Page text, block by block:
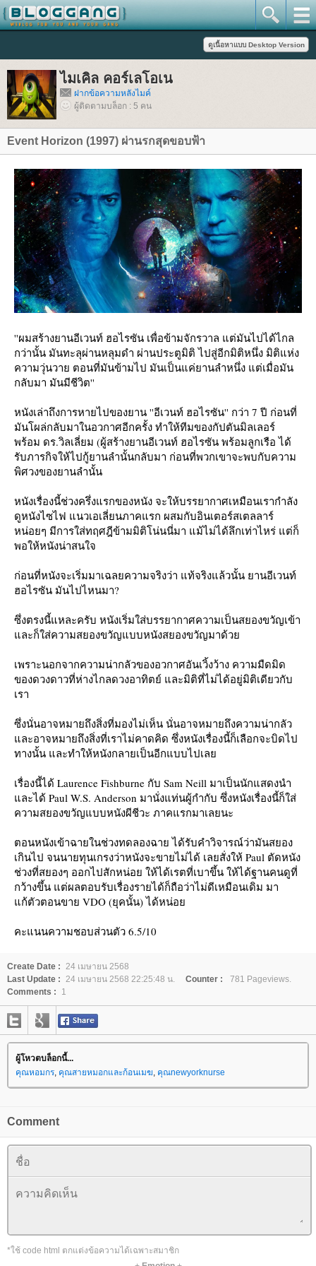
ไมเคิล คอร์เลโอเน
ฝากข้อความหลังไมค์
ผู้ติดตามบล็อก : 5 คน
Event Horizon (1997) ผ่านรกสุดขอบฟ้า
''ผมสร้างยานอีเวนท์ ฮอไรซัน เพื่อข้ามจักรวาล แต่มันไปได้ไกล
กว่านั้น มันทะลุผ่านหลุมดำ ผ่านประตูมิติ ไปสู่อีกมิติหนึ่ง มิติแห่ง
ความวุ่นวาย ตอนที่มันข้ามไป มันเป็นแค่ยานลำหนึ่ง แต่เมื่อมัน
กลับมา มันมีชีวิต''
หนังเล่าถึงการหายไปของยาน ''อีเวนท์ ฮอไรซัน'' กว่า 7 ปี ก่อนที่
มันโผล่กลับมาในอวกาศอีกครั้ง ทำให้ทีมของกัปตันมิลเลอร์
พร้อม ดร.วิลเลี่ยม (ผู้สร้างยานอีเวนท์ ฮอไรซัน พร้อมลูกเรือ ได้
รับภารกิจให้ไปกู้ยานลำนั้นกลับมา ก่อนที่พวกเขาจะพบกับความ
พิศวงของยานลำนั้น
หนังเรื่องนี้ช่วงครึ่งแรกของหนัง จะให้บรรยากาศเหมือนเรากำลัง
ดูหนังไซไฟ แนวเอเลี่ยนภาคแรก ผสมกับอินเตอร์สเตลลาร์
หน่อยๆ มีการใส่ทฤศฎีข้ามมิติโน่นนี่มา แม้ไม่ได้ลึกเท่าไหร่ แต่ก็
พอให้หนังน่าสนใจ
ก่อนที่หนังจะเริ่มมาเฉลยความจริงว่า แท้จริงแล้วนั้น ยานอีเวนท์
ฮอไรซัน มันไปไหนมา?
ซึ่งตรงนี้แหละครับ หนังเริ่มใส่บรรยากาศความเป็นสยองขวัญเข้า
และก็ใส่ความสยองขวัญแบบหนังสยองขวัญมาด้วย
เพราะนอกจากความน่ากลัวของอวกาศอันเวิ้งว้าง ความมืดมิด
ของดวงดาวที่ห่างไกลดวงอาทิตย์ และมิติที่ไม่ได้อยู่มิติเดียวกับ
เรา
ซึ่งนั่นอาจหมายถึงสิ่งที่มองไม่เห็น นั่นอาจหมายถึงความน่ากลัว
และอาจหมายถึงสิ่งที่เราไม่คาดคิด ซึ่งหนังเรื่องนี้ก็เลือกจะบิดไป
ทางนั้น และทำให้หนังกลายเป็นอีกแบบไปเลย
เรื่องนี้ได้ Laurence Fishburne กับ Sam Neill มาเป็นนักแสดงนำ
และได้ Paul W.S. Anderson มานั่งแท่นผู้กำกับ ซึ่งหนังเรื่องนี้ก็ใส่
ความสยองขวัญแบบหนังผีชีวะ ภาคแรกมาเลยนะ
ตอนหนังเข้าฉายในช่วงทดลองฉาย ได้รับคำวิจารณ์ว่ามันสยอง
เกินไป จนนายทุนเกรงว่าหนังจะขายไม่ได้ เลยสั่งให้ Paul ตัดหนัง
ช่วงที่สยองๆ ออกไปสักหน่อย ให้ได้เรตที่เบาขึ้น ให้ได้ฐานคนดูที่
กว้างขึ้น แต่ผลตอบรับเรื่องรายได้ก็ถือว่าไม่ดีเหมือนเดิม มา
แก้ตัวตอนขาย VDO (ยุคนั้น) ได้หน่อย
คะแนนความชอบส่วนตัว 6.5/10
Create Date : 24 เมษายน 2568
Last Update : 24 เมษายน 2568 22:25:48 น. Counter :
781 Pageviews.
Comments :
1
ผู้โหวตบล็อกนี้...
คุณหอมกร, คุณสายหมอกและก้อนเมฆ, คุณnewyorknurse
Comment
*ใช้ code html ตกแต่งข้อความได้เฉพาะสมาชิก